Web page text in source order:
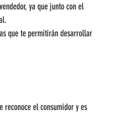
ya que junto con el
que te permitirán desarrollar
reconoce el consumidor y es